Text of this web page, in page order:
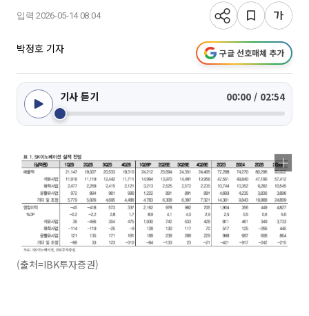
입력 2026-05-14 08:04
박정호 기자 구글 선호매체 추가
기사 듣기 00:00 / 02:54
(출처=IBK투자증권)